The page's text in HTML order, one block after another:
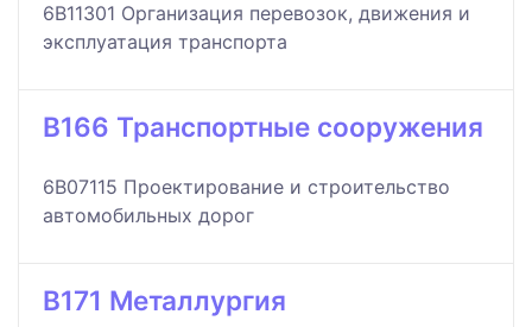
6B11301 Организация перевозок, движения и
эксплуатация транспорта
B166 Транспортные сооружения
6B07115 Проектирование и строительство
автомобильных дорог
B171 Металлургия